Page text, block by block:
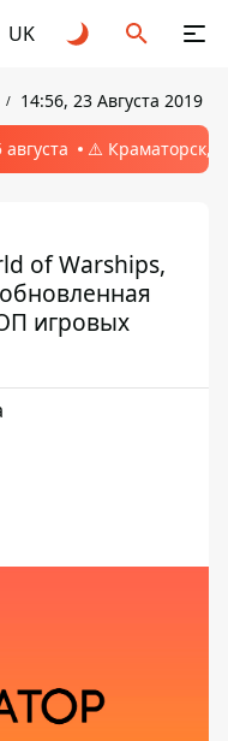
UK
14:56, 23 Августа 2019
⚠️ Краматорск,
of Warships,
игровых